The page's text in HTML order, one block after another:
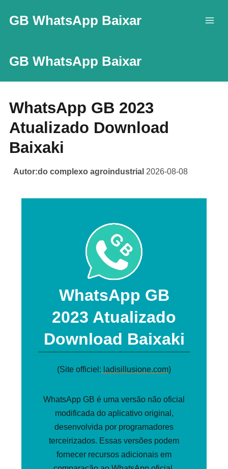
GB WhatsApp Baixar
GB WhatsApp Baixar
WhatsApp GB 2023
Atualizado Download
Baixaki
Autor:do complexo agroindustrial 2026-08-08
WhatsApp GB
2023 Atualizado
Download Baixaki
(Site officiel: ladisillusione.com)
WhatsApp GB é uma versão não oficial
modificada do aplicativo original,
desenvolvida por programadores
terceirizados. Essas versões podem
fornecer recursos adicionais em